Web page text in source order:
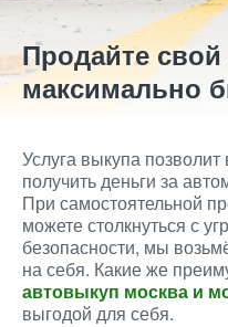
Продайте
максимально
Услуга выкупа
получить деньги за
При самостоятельной
можете столкнуться с
безопасности, мы
на себя. Какие же
автовыкуп москва и
выгодой для себя.